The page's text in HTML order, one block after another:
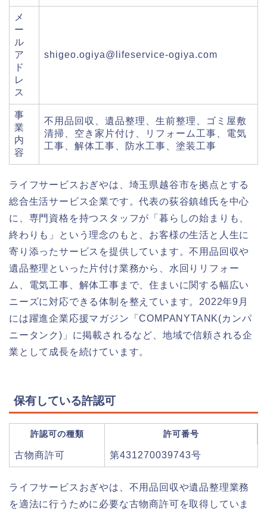
メ
ー
ル
ア
ド
レ
ス
shigeo.ogiya@lifeservice-ogiya.com
事
業
内
容
不用品回収、遺品整理、生前整理、ゴミ屋敷
清掃、空き家片付け、リフォーム工事、電気
工事、解体工事、防水工事、塗装工事
ライフサービスおぎやは、埼玉県越谷市を拠点とする
総合生活サービス企業です。代表の荻谷鎮雄氏を中心
に、専門資格を持つスタッフが「暮らしの始まりも、
終わりも」という理念のもと、お客様の生活と人生に
寄り添ったサービスを提供しています。不用品回収や
遺品整理といった片付け業務から、水回りリフォー
ム、電気工事、解体工事まで、住まいに関する幅広い
ニーズに対応できる体制を整えています。2022年9月
には躍進企業応援マガジン「COMPANYTANK(カンパ
ニータンク)」に掲載されるなど、地域で信頼される企
業として成長を続けています。
保有している許認可
許認可の種類 許可番号
古物商許可 第431270039743号
ライフサービスおぎやは、不用品回収や遺品整理業務
を適法に行うために必要な古物商許可を取得していま